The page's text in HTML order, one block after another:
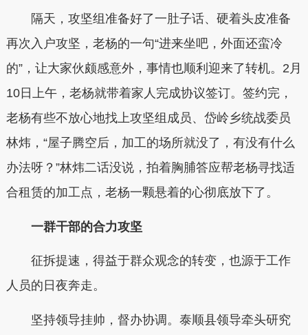
隔天，攻坚组准备好了一肚子话、硬着头皮准备
再次入户攻坚，老杨的一句“进来坐吧，外面还蛮冷
的”，让大家伙颇感意外，事情也顺利迎来了转机。2月
10日上午，老杨就带着家人完成协议签订。签约完，
老杨有些不放心地找上攻坚组成员、岱岭乡统战委员
林炜，“屋子腾空后，加工的场所就没了，有没有什么
办法呀？”林炜二话没说，拍着胸脯答应帮老杨寻找适
合租赁的加工点，老杨一颗悬着的心彻底放下了。
一群干部的合力攻坚
征拆提速，得益于群众观念的转变，也源于工作
人员的日夜奔走。
坚持领导挂帅，督办协调。泰顺县领导牵头研究